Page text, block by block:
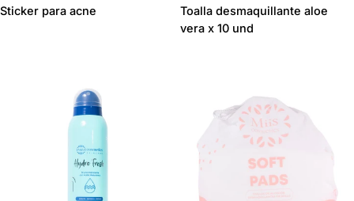
Sticker para acne
Toalla desmaquillante aloe
vera x 10 und